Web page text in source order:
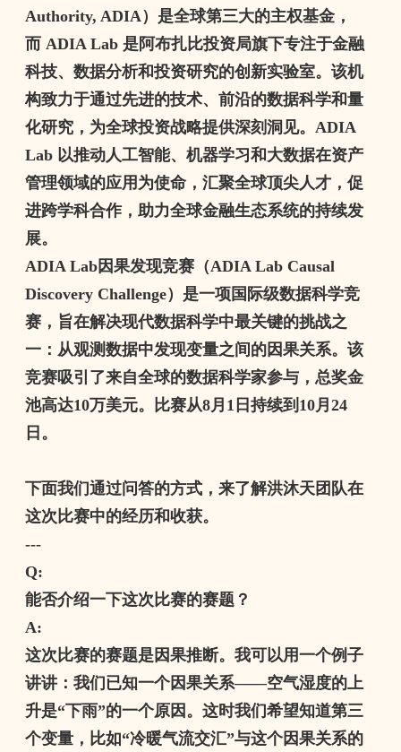
Authority, ADIA）是全球第三大的主权基金，
而ADIA Lab 是阿布扎比投资局旗下专注于金融
科技、数据分析和投资研究的创新实验室。该机
构致力于通过先进的技术、前沿的数据科学和量
化研究，为全球投资战略提供深刻洞见。 ADIA
Lab 以推动人工智能、机器学习和大数据在资产
管理领域的应用为使命，汇聚全球顶尖人才，促
进跨学科合作，助力全球金融生态系统的持续发
展。
ADIA Lab因果发现竞赛（ADIA Lab Causal
Discovery Challenge）是一项国际级数据科学竞
赛，旨在解决现代数据科学中最关键的挑战之
一：从观测数据中发现变量之间的因果关系。该
竞赛吸引了来自全球的数据科学家参与，总奖金
池高达10万美元。比赛从8月 1 日持续到 10月 24
日。
下面我们通过问答的方式，来了解洪沐天团队在
这次比赛中的经历和收获。
---
Q:
能否介绍一下这次比赛的赛题？
A:
这次比赛的赛题是因果推断。我可以用一个例子
讲讲：我们已知一个因果关系——空气湿度的上
升是“下雨”的一个原因。这时我们希望知道第三
个变量，比如“冷暖气流交汇”与这个因果关系的